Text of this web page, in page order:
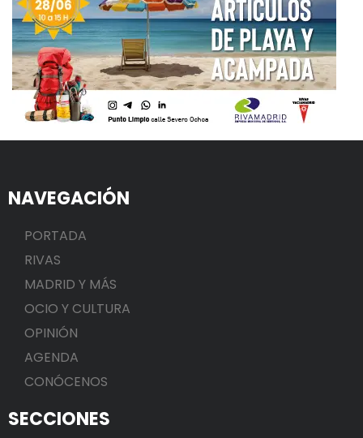
NAVEGACIÓN
PORTADA
RIVAS
MADRID Y MÁS
OCIO Y CULTURA
OPINIÓN
AGENDA
CONÓCENOS
SECCIONES